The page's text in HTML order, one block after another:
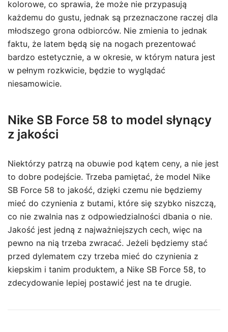
kolorowe, co sprawia, że może nie przypasują
każdemu do gustu, jednak są przeznaczone raczej dla
młodszego grona odbiorców. Nie zmienia to jednak
faktu, że latem będą się na nogach prezentować
bardzo estetycznie, a w okresie, w którym natura jest
w pełnym rozkwicie, będzie to wyglądać
niesamowicie.
Nike SB Force 58 to model słynący
z jakości
Niektórzy patrzą na obuwie pod kątem ceny, a nie jest
to dobre podejście. Trzeba pamiętać, że model Nike
SB Force 58 to jakość, dzięki czemu nie będziemy
mieć do czynienia z butami, które się szybko niszczą,
co nie zwalnia nas z odpowiedzialności dbania o nie.
Jakość jest jedną z najważniejszych cech, więc na
pewno na nią trzeba zwracać. Jeżeli będziemy stać
przed dylematem czy trzeba mieć do czynienia z
kiepskim i tanim produktem, a Nike SB Force 58, to
zdecydowanie lepiej postawić jest na te drugie.